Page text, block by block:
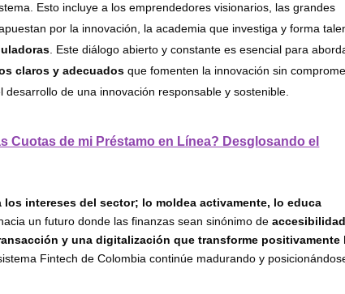
Esto incluye a los emprendedores visionarios, las grandes
por la innovación, la academia que investiga y forma
. Este diálogo abierto y constante es esencial para
claros y adecuados que fomenten la innovación sin
de una innovación responsable y sostenible.
Cuotas de mi Préstamo en Línea? Desglosando el
intereses del sector; lo moldea activamente, lo educa
un futuro donde las finanzas sean sinónimo deaccesibilidad
y una digitalización que transforme positivamente
Fintech de Colombia continúe madurando y